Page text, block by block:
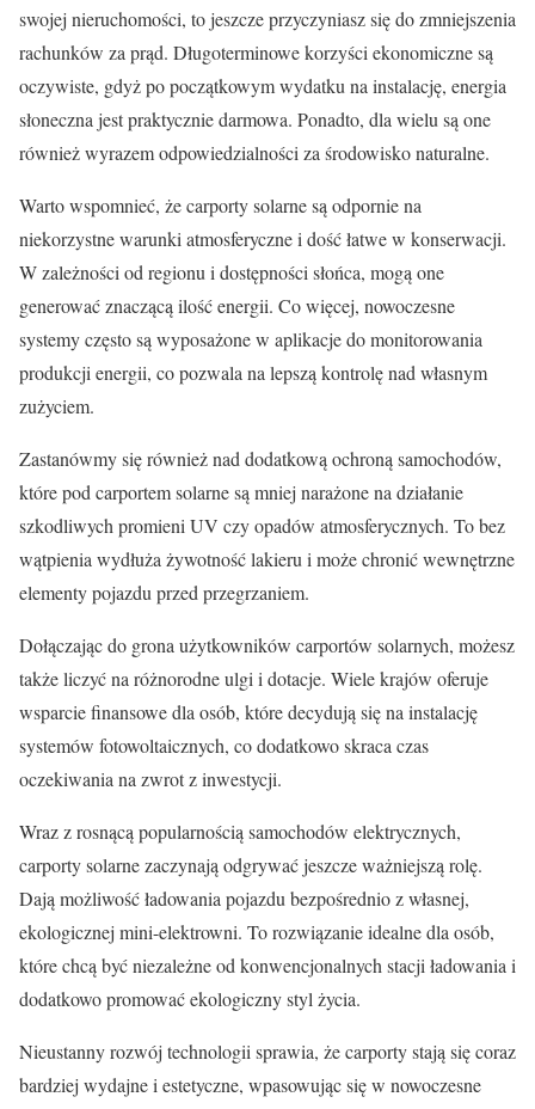
swojej nieruchomości, to jeszcze przyczyniasz się do zmniejszenia
rachunków za prąd. Długoterminowe korzyści ekonomiczne są
oczywiste, gdyż po początkowym wydatku na instalację, energia
słoneczna jest praktycznie darmowa. Ponadto, dla wielu są one
również wyrazem odpowiedzialności za środowisko naturalne.
Warto wspomnieć, że carporty solarne są odpornie na
niekorzystne warunki atmosferyczne i dość łatwe w konserwacji.
W zależności od regionu i dostępności słońca, mogą one
generować znaczącą ilość energii. Co więcej, nowoczesne
systemy często są wyposażone w aplikacje do monitorowania
produkcji energii, co pozwala na lepszą kontrolę nad własnym
zużyciem.
Zastanówmy się również nad dodatkową ochroną samochodów,
które pod carportem solarne są mniej narażone na działanie
szkodliwych promieni UV czy opadów atmosferycznych. To bez
wątpienia wydłuża żywotność lakieru i może chronić wewnętrzne
elementy pojazdu przed przegrzaniem.
Dołączając do grona użytkowników carportów solarnych, możesz
także liczyć na różnorodne ulgi i dotacje. Wiele krajów oferuje
wsparcie finansowe dla osób, które decydują się na instalację
systemów fotowoltaicznych, co dodatkowo skraca czas
oczekiwania na zwrot z inwestycji.
Wraz z rosnącą popularnością samochodów elektrycznych,
carporty solarne zaczynają odgrywać jeszcze ważniejszą rolę.
Dają możliwość ładowania pojazdu bezpośrednio z własnej,
ekologicznej mini-elektrowni. To rozwiązanie idealne dla osób,
które chcą być niezależne od konwencjonalnych stacji ładowania i
dodatkowo promować ekologiczny styl życia.
Nieustanny rozwój technologii sprawia, że carporty stają się coraz
bardziej wydajne i estetyczne, wpasowując się w nowoczesne